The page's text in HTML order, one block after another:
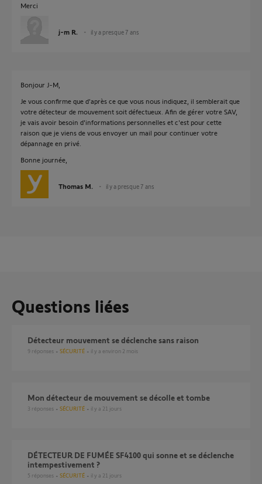
Merci
j-m R. il y a presque 7 ans
Bonjour J-M,
Je vous confirme que d'après ce que vous nous indiquez, il semblerait que
votre détecteur de mouvement soit défectueux. Afin de gérer votre SAV,
je vais avoir besoin d'informations personnelles et c'est pour cette
raison que je viens de vous envoyer un mail pour continuer votre
dépannage en privé.
Bonne journée,
Thomas M. il y a presque 7 ans
Questions liées
Détecteur mouvement se déclenche sans raison
9 réponses SÉCURITÉ il y a environ 2 mois
Mon détecteur de mouvement se décolle et tombe
3 réponses SÉCURITÉ il y a 21 jours
DÉTECTEUR DE FUMÉE SF4100 qui sonne et se déclenche
intempestivement ?
5 réponses SÉCURITÉ il y a 21 jours